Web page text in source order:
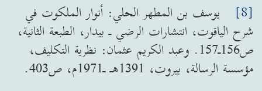
[8]
يوسف بن المطهر الحلي: أنوار الملكوت في
شرح الياقوت، انتشارات الرضي ـ بيدار، الطبعة الثانية،
ص156ـ157. وعبد الكريم عثمان: نظرية التكليف،
مؤسسة الرسالة، بيروت، 1391هـ ـ1971م، ص403.